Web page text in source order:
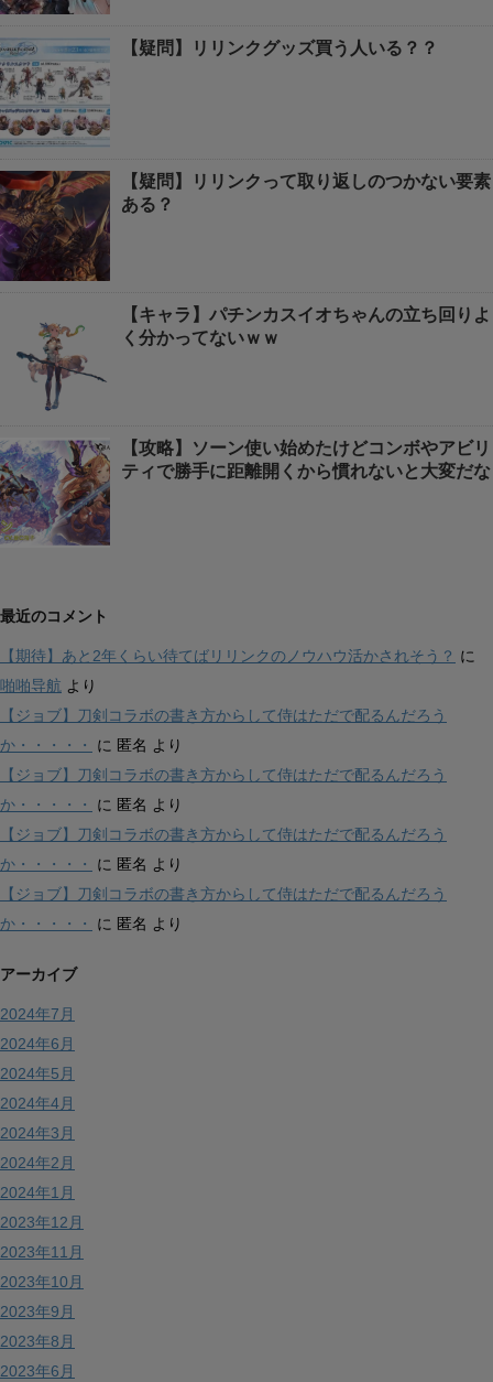
【疑問】リリンクグッズ買う人いる？？
【疑問】リリンクって取り返しのつかない要素
ある？
【キャラ】パチンカスイオちゃんの立ち回りよ
く分かってないｗｗ
【攻略】ソーン使い始めたけどコンボやアビリ
ティで勝手に距離開くから慣れないと大変だな
最近のコメント
【期待】あと2年くらい待てばリリンクのノウハウ活かされそう？ に
啪啪导航 より
【ジョブ】刀剣コラボの書き方からして侍はただで配るんだろう
か・・・・・
に 匿名 より
【ジョブ】刀剣コラボの書き方からして侍はただで配るんだろう
か・・・・・
に 匿名 より
【ジョブ】刀剣コラボの書き方からして侍はただで配るんだろう
か・・・・・
に 匿名 より
【ジョブ】刀剣コラボの書き方からして侍はただで配るんだろう
か・・・・・
に 匿名 より
アーカイブ
2024年7月
2024年6月
2024年5月
2024年4月
2024年3月
2024年2月
2024年1月
2023年12月
2023年11月
2023年10月
2023年9月
2023年8月
2023年6月